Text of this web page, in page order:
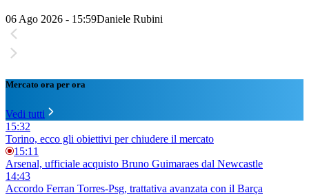
06 Ago 2026 - 15:59Daniele Rubini
Mercato ora per ora
Vedi tutti
15:32
Torino, ecco gli obiettivi per chiudere il mercato
15:11
Arsenal, ufficiale acquisto Bruno Guimaraes dal Newcastle
14:43
Accordo Ferran Torres-Psg, trattativa avanzata con il Barça